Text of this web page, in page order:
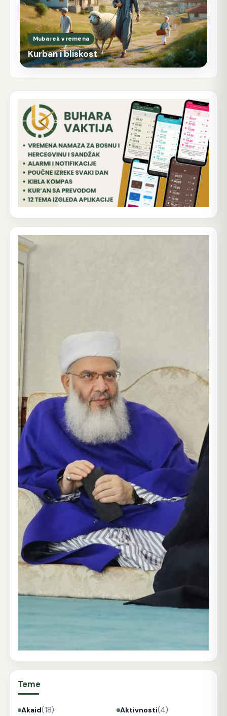
Mubarek vremena
Kurban i bliskost
Teme
Akaid(18) Aktivnosti(4)